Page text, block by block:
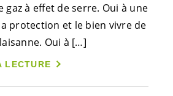
gaz à effet de serre. Oui à une
protection et le bien vivre de
Oui à […]
LECTURE